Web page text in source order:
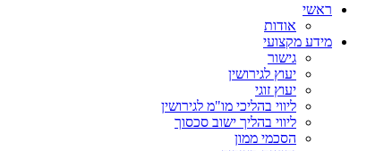
ראשי
אודות
מידע מקצועי
גישור
יעוץ לגירושין
יעוץ זוגי
ליווי בהליכי מו"מ לגירושין
ליווי בהליך ישוב סכסוך
הסכמי ממון